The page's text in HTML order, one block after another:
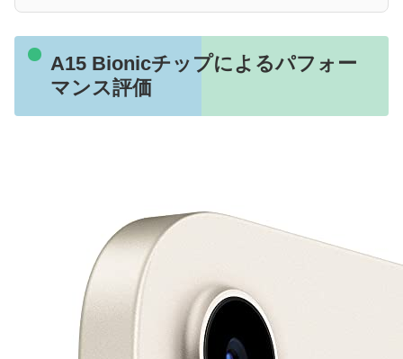
A15 Bionicチップによるパフォー
マンス評価